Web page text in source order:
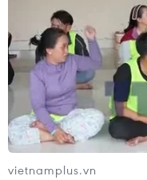
CƠ QUAN CHỦ QUẢN: THÔNG
Tổng Biên tập: TRẦN
vietnamplus.vn